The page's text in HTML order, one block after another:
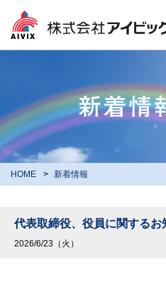
HOME 新着情報
代表取締役、役員に関するお
2026/6/23（火）